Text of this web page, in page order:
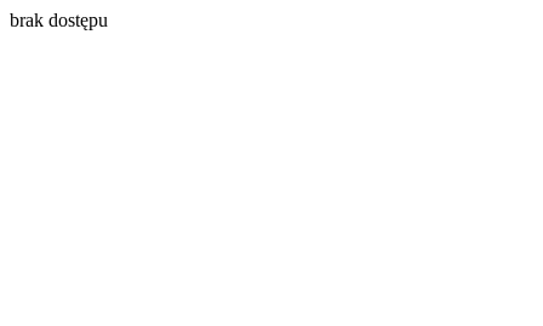
brak dostępu